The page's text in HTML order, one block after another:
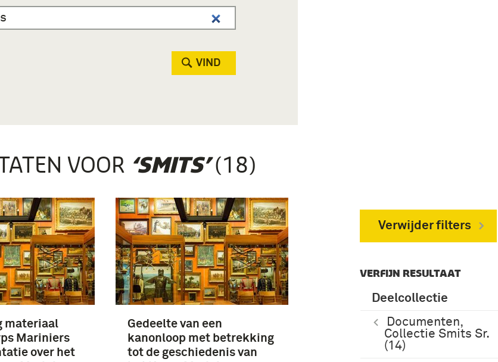
VIND
VOOR ‘SMITS’(18)
Verwijder filters
VERFIJN RESULTAAT
Deelcollectie
Documenten,
Collectie Smits Sr.
(14)
materiaal
Mariniers
over het
Gedeelte van een
kanonloop met betrekking
tot de geschiedenis van